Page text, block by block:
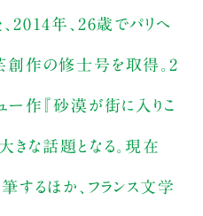
2014年、26歳でパリへ
創作の修士号を取得。2
作『砂漠が街に入りこ
きな話題となる。現在
するほか、フランス文学